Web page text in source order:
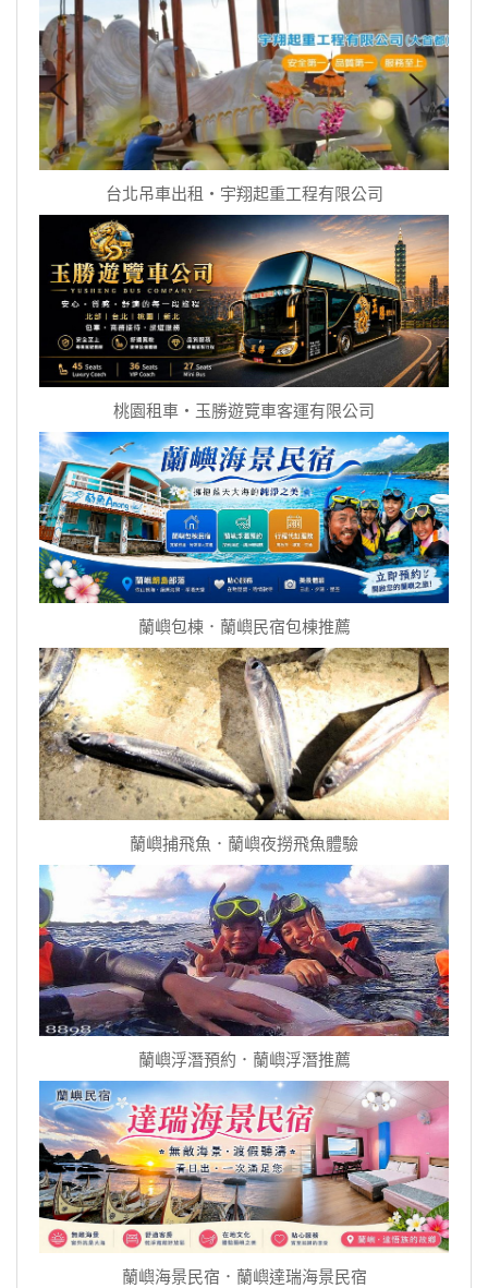
台北吊車出租‧宇翔起重工程有限公司
桃園租車‧玉勝遊覽車客運有限公司
蘭嶼包棟．蘭嶼民宿包棟推薦
蘭嶼捕飛魚．蘭嶼夜撈飛魚體驗
蘭嶼浮潛預約．蘭嶼浮潛推薦
蘭嶼海景民宿．蘭嶼達瑞海景民宿